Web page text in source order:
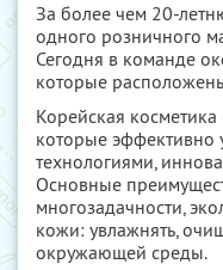
За более чем 20-
одного розничного
Сегодня в команде
которые
Корейская
которые эффективно
технологиями,
Основные
многозадачности,
кожи: увлажнять,
окружающей среды.